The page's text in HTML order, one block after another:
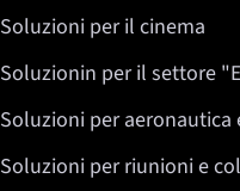
Soluzioni per il cinema
Soluzionin per il settore
Soluzioni per aeronautica
Soluzioni per riunioni e